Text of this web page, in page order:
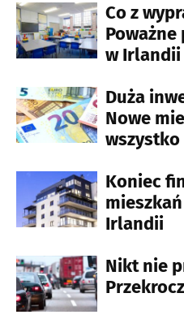
Co z
w Irlandii
Duża
Nowe
wszystko
Koniec
Irlandii
Nikt nie